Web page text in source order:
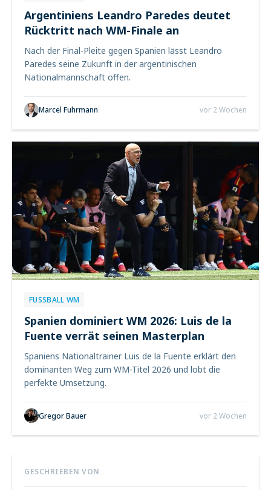
Argentiniens Leandro Paredes deutet
Rücktritt nach WM-Finale an
Nach der Final-Pleite gegen Spanien lässt Leandro
Paredes seine Zukunft in der argentinischen
Nationalmannschaft offen.
Marcel Fuhrmann vor 2 Wochen
FUSSBALL WM
Spanien dominiert WM 2026: Luis de la
Fuente verrät seinen Masterplan
Spaniens Nationaltrainer Luis de la Fuente erklärt den
dominanten Weg zum WM-Titel 2026 und lobt die
perfekte Umsetzung.
Gregor Bauer vor 2 Wochen
GESCHRIEBEN VON